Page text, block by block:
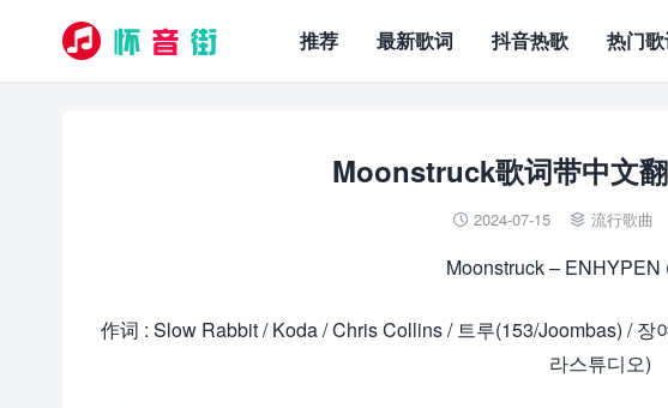
推荐 最新歌词 抖音热歌 热门
Moonstruck歌词带中文
 2024-07-15  流行歌曲
Moonstruck – ENHYPEN
作词 : Slow Rabbit / Koda / Chris Collins / 트루(153/Joombas) / 장
라스튜디오)